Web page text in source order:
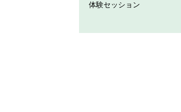
体験セッション